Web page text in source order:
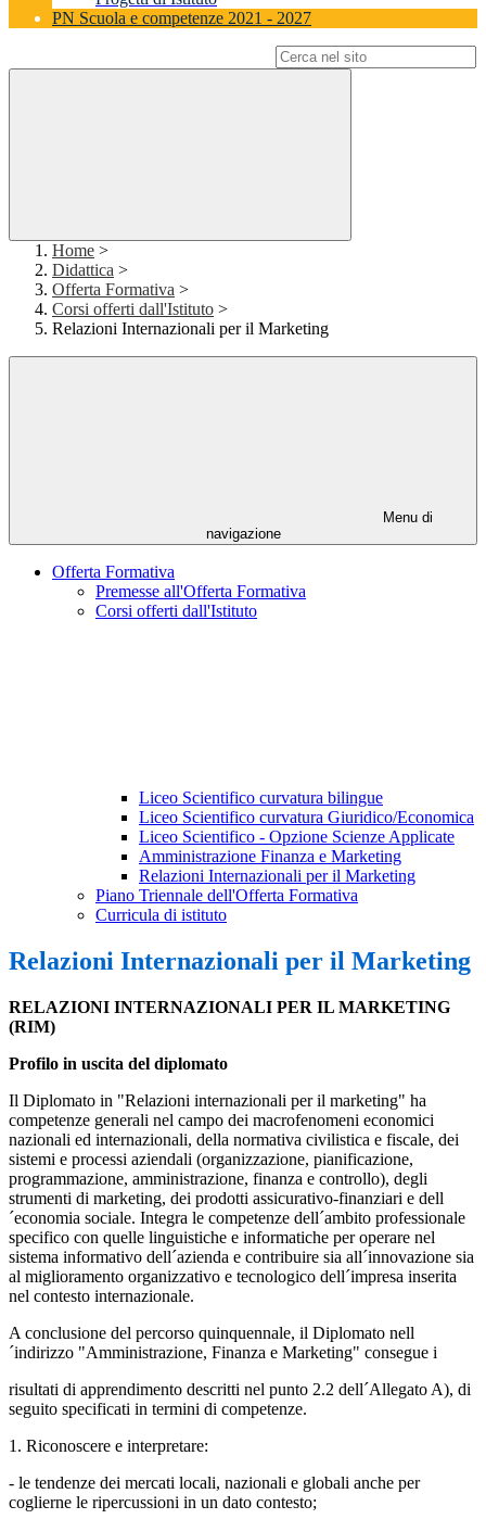
PN Scuola e competenze 2021 - 2027
Home >
Didattica >
Offerta Formativa >
Corsi offerti dall'Istituto >
Relazioni Internazionali per il Marketing
Menu di
navigazione
Offerta Formativa
Premesse all'Offerta Formativa
Corsi offerti dall'Istituto
Liceo Scientifico curvatura bilingue
Liceo Scientifico curvatura Giuridico/Economica
Liceo Scientifico - Opzione Scienze Applicate
Amministrazione Finanza e Marketing
Relazioni Internazionali per il Marketing
Piano Triennale dell'Offerta Formativa
Curricula di istituto
Relazioni Internazionali per il Marketing
RELAZIONI INTERNAZIONALI PER IL MARKETING
(RIM)
Profilo in uscita del diplomato
Il Diplomato in "Relazioni internazionali per il marketing" ha
competenze generali nel campo dei macrofenomeni economici
nazionali ed internazionali, della normativa civilistica e fiscale, dei
sistemi e processi aziendali (organizzazione, pianificazione,
programmazione, amministrazione, finanza e controllo), degli
strumenti di marketing, dei prodotti assicurativo-finanziari e dell
´economia sociale. Integra le competenze dell´ambito professionale
specifico con quelle linguistiche e informatiche per operare nel
sistema informativo dell´azienda e contribuire sia all´innovazione sia
al miglioramento organizzativo e tecnologico dell´impresa inserita
nel contesto internazionale.
A conclusione del percorso quinquennale, il Diplomato nell
´indirizzo "Amministrazione, Finanza e Marketing" consegue i
risultati di apprendimento descritti nel punto 2.2 dell´Allegato A), di
seguito specificati in termini di competenze.
1. Riconoscere e interpretare:
- le tendenze dei mercati locali, nazionali e globali anche per
coglierne le ripercussioni in un dato contesto;